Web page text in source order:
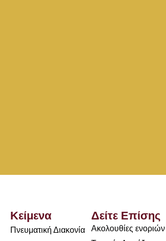
Κείμενα
Πνευματική Διακονία
Δείτε Επίσης
Ακολουθίες ενοριών